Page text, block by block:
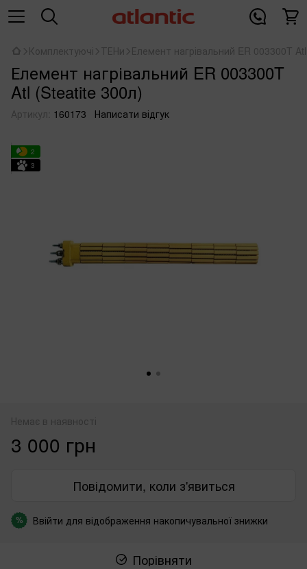
Комплектуючі ТЕНи Елемент нагрівальний ER 003300T
Елемент нагрівальний ER 003300T
Atl (Steatite 300л)
Артикул: 160173 Написати відгук
2
3
Немає в наявності
3 000 грн
Повідомити, коли з'явиться
% Ввійти для відображення накопичувальної знижки
Порівняти